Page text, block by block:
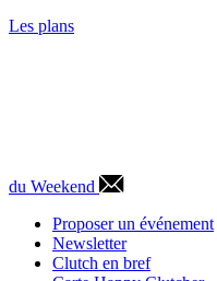
Les plans
du Weekend
Proposer un événement
Newsletter
Clutch en bref